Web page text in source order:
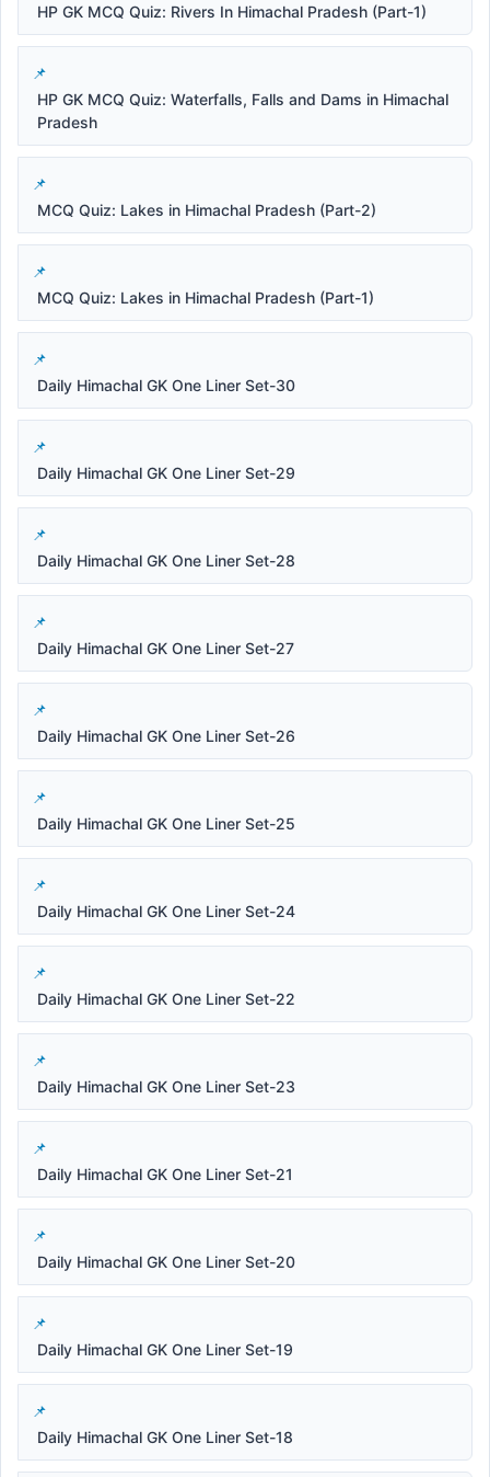
HP GK MCQ Quiz: Rivers In Himachal Pradesh (Part-1)
HP GK MCQ Quiz: Waterfalls, Falls and Dams in Himachal
Pradesh
MCQ Quiz: Lakes in Himachal Pradesh (Part-2)
MCQ Quiz: Lakes in Himachal Pradesh (Part-1)
Daily Himachal GK One Liner Set-30
Daily Himachal GK One Liner Set-29
Daily Himachal GK One Liner Set-28
Daily Himachal GK One Liner Set-27
Daily Himachal GK One Liner Set-26
Daily Himachal GK One Liner Set-25
Daily Himachal GK One Liner Set-24
Daily Himachal GK One Liner Set-22
Daily Himachal GK One Liner Set-23
Daily Himachal GK One Liner Set-21
Daily Himachal GK One Liner Set-20
Daily Himachal GK One Liner Set-19
Daily Himachal GK One Liner Set-18